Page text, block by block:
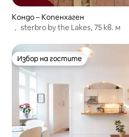
Кондо – Копенхаген
， sterbro by the Lakes, 75 кв. м
Избор на гостите
Избор на гостите